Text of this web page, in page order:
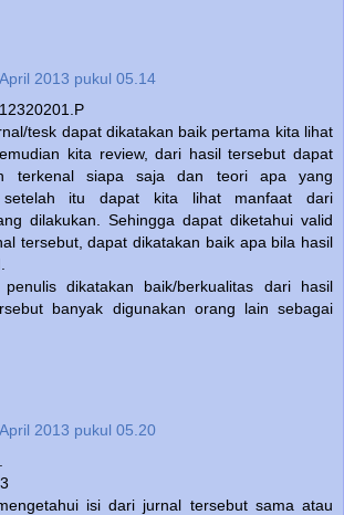
2013 pukul 05.14
tesk dapat dikatakan baik pertama kita lihat
kita review, dari hasil tersebut dapat
terkenal siapa saja dan teori apa yang
setelah itu dapat kita lihat manfaat dari
dilakukan. Sehingga dapat diketahui valid
tersebut, dapat dikatakan baik apa bila hasil
dikatakan baik/berkualitas dari hasil
banyak digunakan orang lain sebagai
2013 pukul 05.20
isi dari jurnal tersebut sama atau